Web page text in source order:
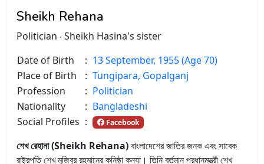
Sheikh Rehana
Politician ‧ Sheikh Hasina's sister
Date of Birth
: 13 September, 1955 (Age 70)
Place of Birth
: Tungipara, Gopalganj
Profession
: Politician
Nationality
: Bangladeshi
Social Profiles : Facebook
শেখ রেহানা (Sheikh Rehana)বাংলাদেশের জাতির জনক এবং সাবেক
রাষ্ট্রপতি শেখ মুজিবুর রহমানের কনিষ্ঠা কন্যা। তিনি বর্তমান প্রধানমন্ত্রী শেখ